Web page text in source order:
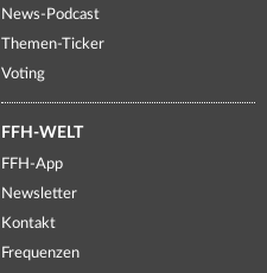
News-Podcast
Themen-Ticker
Voting
FFH-WELT
FFH-App
Newsletter
Kontakt
Frequenzen